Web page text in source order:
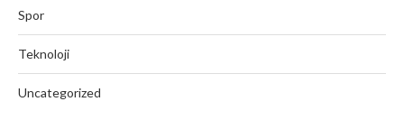
Spor
Teknoloji
Uncategorized